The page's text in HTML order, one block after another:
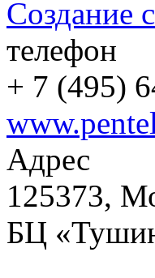
Создание
телефон
+ 7 (495)
Адрес
125373,
БЦ